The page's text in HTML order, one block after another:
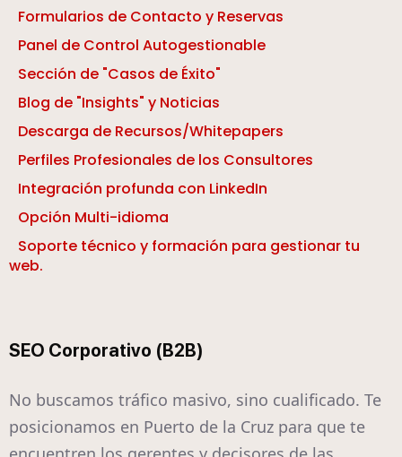
Formularios de Contacto y Reservas
Panel de Control Autogestionable
Sección de "Casos de Éxito"
Blog de "Insights" y Noticias
Descarga de Recursos/Whitepapers
Perfiles Profesionales de los Consultores
Integración profunda con LinkedIn
Opción Multi-idioma
Soporte técnico y formación para gestionar tu
web.
SEO Corporativo (B2B)
No buscamos tráfico masivo, sino cualificado. Te
posicionamos en Puerto de la Cruz para que te